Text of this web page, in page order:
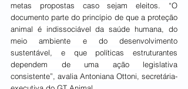
metas propostas caso sejam eleitos. “O
documento parte do princípio de que a proteção
animal é indissociável da saúde humana, do
meio ambiente e do desenvolvimento
sustentável, e que políticas estruturantes
dependem de uma ação legislativa
consistente”, avalia Antoniana Ottoni, secretária-